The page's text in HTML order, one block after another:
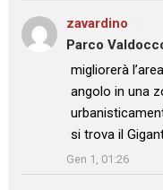
zavardino
Parco
: “
migliorerà
angolo in una
si trova il
”
Gen 1, 01:26